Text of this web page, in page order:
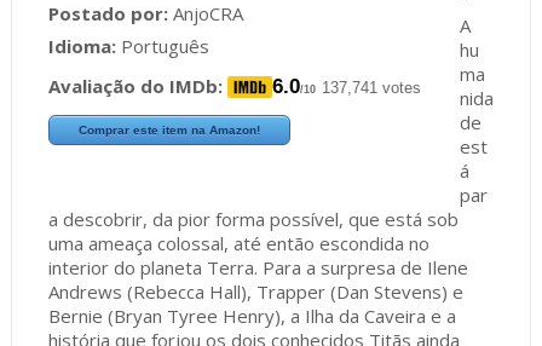
Postado por:AnjoCRA
Idioma:Português
Avaliação do IMDb:
6.0/10 137,741 votes
Comprar este item na Amazon!
A
hu
ma
nida
de
est
á
par
a descobrir, da pior forma possível, que está sob
uma ameaça colossal, até então escondida no
interior do planeta Terra. Para a surpresa de Ilene
Andrews (Rebecca Hall), Trapper (Dan Stevens) e
Bernie (Bryan Tyree Henry), a Ilha da Caveira e a
história que forjou os dois conhecidos Titãs ainda